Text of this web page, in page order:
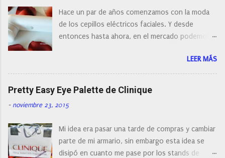
o
m
e
n
t
a
o
Hace un par de años comenzamos con la moda
de los cepillos eléctricos faciales. Y desde
entonces hasta ahora, en el mercado podemos
con diferentes características, a pilas, a batería,
cepillos de rotación o de oscilación... y
naturalmente de todos los precios. Existe en la
actualidad tal variedad, que antes de hacer la
compra debemos de hacernos unas preguntas:
post os voy a dar mi opinión de porque elegí mi
cepillo facial de Clinique
LEER MÁS
Pretty Easy Eye Palette de Clinique
- noviembre 23, 2015
Mi idea era pasar una tarde de compras y cambiar
parte de mi armario, sin embargo esta idea se
disipó en cuanto me pase por los stands de